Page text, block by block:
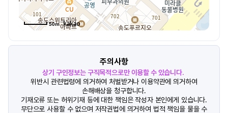
50m
주의사항
상기 구인정보는 구직목적으로만 이용할 수 있습니다.
위반시 관련법령에 의거하여 처벌받거나 이용약관에 의거하여
손해배상을 청구합니다.
기재오류 또는 허위기재 등에 대한 책임은 작성자 본인에게 있습니다.
무단으로 사용할 수 없으며 저작권법에 의거하여 법적 책임을 물을 수